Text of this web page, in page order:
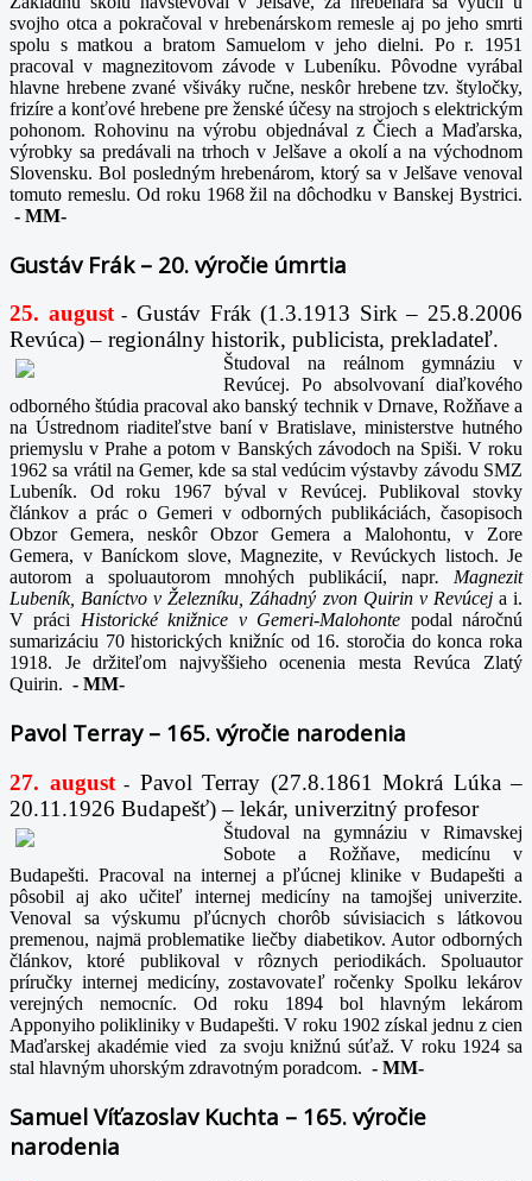
svojho otca a pokračoval v hrebenárskom remesle aj po jeho smrti
spolu s matkou a bratom Samuelom v jeho dielni. Po r. 1951
pracoval v magnezitovom závode v Lubeníku. Pôvodne vyrábal
hlavne hrebene zvané všiváky ručne, neskôr hrebene tzv. štyločky,
frizíre a konťové hrebene pre ženské účesy na strojoch s elektrickým
pohonom. Rohovinu na výrobu objednával z Čiech a Maďarska,
výrobky sa predávali na trhoch v Jelšave a okolí a na východnom
Slovensku. Bol posledným hrebenárom, ktorý sa v Jelšave venoval
tomuto remeslu. Od roku 1968 žil na dôchodku v Banskej Bystrici.
- MM-
Gustáv Frák – 20. výročie úmrtia
25. august- Gustáv Frák (1.3.1913 Sirk – 25.8.2006
Revúca) – regionálny historik, publicista, prekladateľ.
Študoval na reálnom gymnáziu v
Revúcej. Po absolvovaní diaľkového
odborného štúdia pracoval ako banský technik v Drnave, Rožňave a
na Ústrednom riaditeľstve baní v Bratislave, ministerstve hutného
priemyslu v Prahe a potom v Banských závodoch na Spiši. V roku
1962 sa vrátil na Gemer, kde sa stal vedúcim výstavby závodu SMZ
Lubeník. Od roku 1967 býval v Revúcej. Publikoval stovky
článkov a prác o Gemeri v odborných publikáciách, časopisoch
Obzor Gemera, neskôr Obzor Gemera a Malohontu, v Zore
Gemera, v Baníckom slove, Magnezite, v Revúckych listoch. Je
autorom a spoluautorom mnohých publikácií, napr. Magnezit
Lubeník, Baníctvo v Železníku, Záhadný zvon Quirin v Revúcej a i.
V práci Historické knižnice v Gemeri-Malohonte podal náročnú
sumarizáciu 70 historických knižníc od 16. storočia do konca roka
1918. Je držiteľom najvyššieho ocenenia mesta Revúca Zlatý
Quirin. - MM-
Pavol Terray – 165. výročie narodenia
27. august- Pavol Terray (27.8.1861 Mokrá Lúka –
20.11.1926 Budapešť) – lekár, univerzitný profesor
Študoval na gymnáziu v Rimavskej
Sobote a Rožňave, medicínu v
Budapešti. Pracoval na internej a pľúcnej klinike v Budapešti a
pôsobil aj ako učiteľ internej medicíny na tamojšej univerzite.
Venoval sa výskumu pľúcnych chorôb súvisiacich s látkovou
premenou, najmä problematike liečby diabetikov. Autor odborných
článkov, ktoré publikoval v rôznych periodikách. Spoluautor
príručky internej medicíny, zostavovateľ ročenky Spolku lekárov
verejných nemocníc. Od roku 1894 bol hlavným lekárom
Apponyiho polikliniky v Budapešti. V roku 1902 získal jednu z cien
Maďarskej akadémie vied za svoju knižnú súťaž. V roku 1924 sa
stal hlavným uhorským zdravotným poradcom. - MM-
Samuel Víťazoslav Kuchta – 165. výročie
narodenia